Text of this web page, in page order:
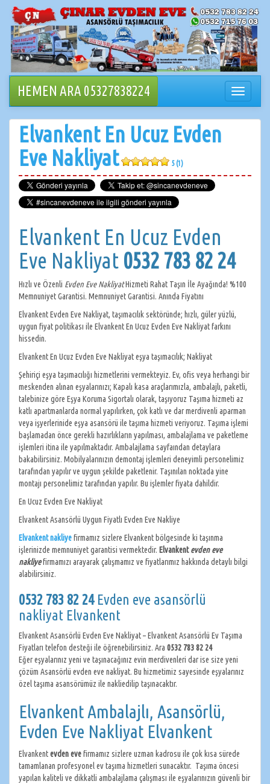
İçeriğe
geçin
HEMEN ARA 05327838224
değiştir
Elvankent En Ucuz Evden
Eve Nakliyat
5 (1)
Elvankent En Ucuz Evden
Eve Nakliyat 0532 783 82 24
Hızlı ve Özenli Evden Eve NakliyatHizmeti Rahat Taşın İle Ayağında! %100
Memnuniyet Garantisi. Memnuniyet Garantisi. Anında Fiyatını
Elvankent Evden Eve Nakliyat, taşımacılık sektöründe; hızlı, güler yüzlü,
uygun fiyat politikası ile Elvankent En Ucuz Evden Eve Nakliyat farkını
hissedin.
Elvankent En Ucuz Evden Eve Nakliyat eşya taşımacılık; Nakliyat
Şehiriçi eşya taşımacılığı hizmetlerini vermekteyiz. Ev, ofis veya herhangi bir
meskenden alınan eşyalarınızı; Kapalı kasa araçlarımızla, ambalajlı, paketli,
talebinize göre Eşya Koruma Sigortalı olarak, taşıyoruz Taşıma hizmeti az
katlı apartmanlarda normal yapılırken, çok katlı ve dar merdivenli aparman
veya işyerlerinide eşya asansörü ile taşıma hizmeti veriyoruz. Taşıma işlemi
başlamadan önce gerekli hazırlıkların yapılması, ambalajlama ve paketleme
işlemleri itina ile yapılmaktadır. Ambalajlama sayfaından detaylara
bakabilirsiniz. Mobilyalarınızın demontaj işlemleri deneyimli personelimiz
tarafından yapılır ve uygun şekilde paketlenir. Taşınılan noktada yine
montajı personelimiz tarafından yapılır. Bu işlemler fiyata dahildir.
En Ucuz Evden Eve Nakliyat
Elvankent Asansörlü Uygun Fiyatlı Evden Eve Nakliye
Elvankent nakliyefirmamız sizlere Elvankent bölgesinde ki taşınma
işlerinizde memnuniyet garantisi vermektedir. Elvankentevden eve
nakliyefirmamızı arayarak çalışmamız ve fiyatlarımız hakkında detaylı bilgi
alabilirsiniz.
0532 783 82 24 Evden eve asansörlü
nakliyat Elvankent
Elvankent Asansörlü Evden Eve Nakliyat – Elvankent Asansörlü Ev Taşıma
Fiyatları telefon desteği ile öğrenebilirsiniz. Ara 0532 783 82 24
Eğer eşyalarınız yeni ve taşınacağınız evin merdivenleri dar ise size yeni
çözüm Asansörlü evden eve nakliyat. Bu hizmetimiz sayesinde eşyalarınız
özel taşıma asansörümüz ile nakliedilip taşınacaktır.
Elvankent Ambalajlı, Asansörlü,
Evden Eve Nakliyat Elvankent
Elvankentevden evefirmamız sizlere uzman kadrosu ile çok kısa sürede
tamamlanan profesyonel ev taşıma hizmetleri sunacaktır. Taşıma öncesi
yapılan kaliteli ve dikkatli ambalajlama çalışması ile eşyalarınızın güvenli bir